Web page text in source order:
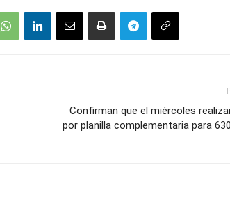
Confirman que el miércoles
por planilla complementaria para